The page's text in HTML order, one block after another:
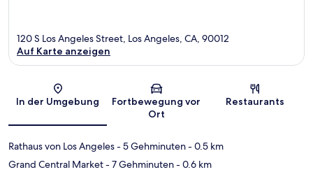
Karte
120 S Los Angeles Street, Los Angeles, CA, 90012
Auf Karte anzeigen
In der Umgebung
Fortbewegung vor
Ort
Restaurants
Rathaus von Los Angeles- 5 Gehminuten- 0.5 km
Grand Central Market- 7 Gehminuten- 0.6 km